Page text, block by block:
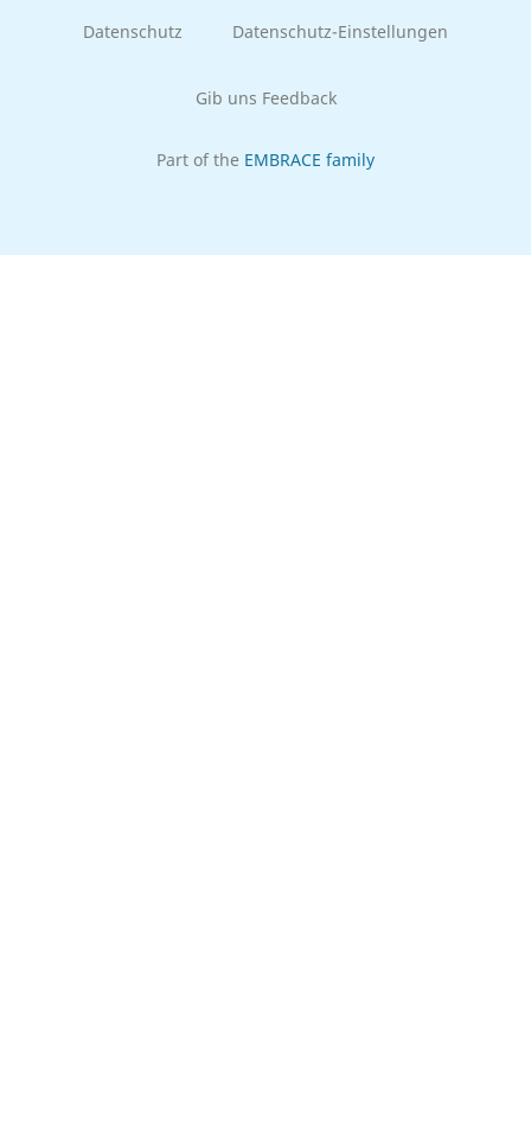
Datenschutz Datenschutz-Einstellungen
Gib uns Feedback
Part of the EMBRACE family